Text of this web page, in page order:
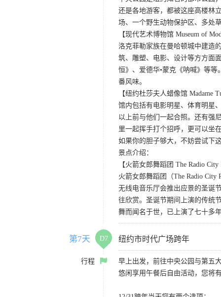
还是各地游客，都被这座高楼林
场、一个野生动物保护区、多处
【现代艺术博物馆 Museum of
洛克菲勒家族在曼哈顿城中建造
筑、雕塑、电影、设计等方方面
恒》、爱德华•蒙克《呐喊》等
番风味。
【纽约杜莎夫人蜡像馆 Madame
馆内包括有电影明星、体育明星
以上前与他们一起合照。还有强
里一起挥手打个招呼，更可以坐
如果你的胆子够大，不妨尝试下
景点介绍：
【火箭女郎舞蹈团 The Radio City
火箭女郎舞蹈团（The Radio
无线电音乐厅会推出应景的圣诞
往欣赏。圣诞节期间上演的传统
舞而闻名于世，已上演了七十多
第7天 D7 纽约市时代广场跨年
行程
早上出发，前往中央公园与第五
悠闲享用午餐后自由活动，您将